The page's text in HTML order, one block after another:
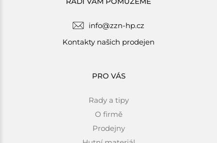
info@zzn-hp.cz
Kontakty našich prodejen
PRO VÁS
Rady a tipy
O firmě
Prodejny